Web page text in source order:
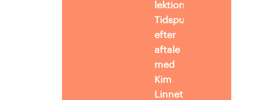
lektioner
Tidspunkt
efter
aftale
med
Kim
Linnet.